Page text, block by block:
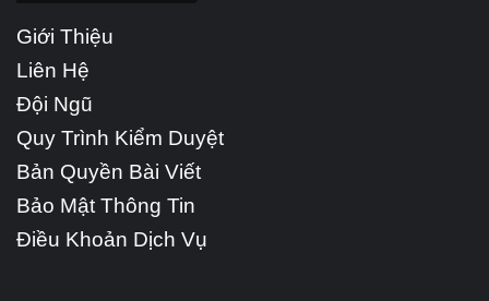
Giới Thiệu
Liên Hệ
Đội Ngũ
Quy Trình Kiểm Duyệt
Bản Quyền Bài Viết
Bảo Mật Thông Tin
Điều Khoản Dịch Vụ